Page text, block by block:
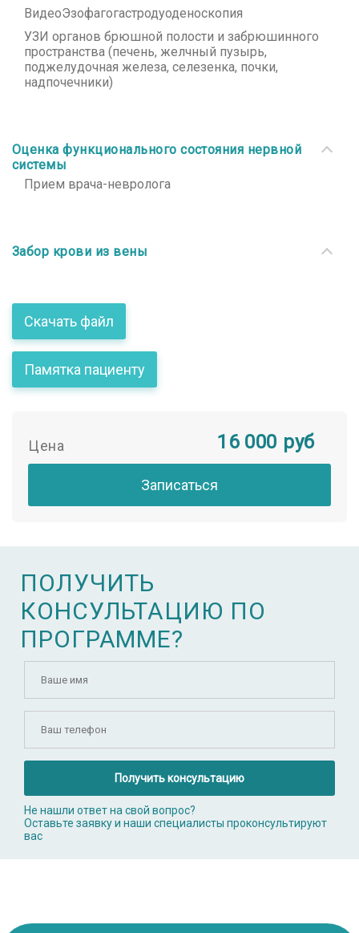
ВидеоЭзофагогастродуоденоскопия
УЗИ органов брюшной полости и забрюшинного
пространства (печень, желчный пузырь,
поджелудочная железа, селезенка, почки,
надпочечники)
Оценка функционального состояния нервной
системы
Прием врача-невролога
Забор крови из вены
Скачать файл
Памятка пациенту
Цена 16 000 руб
Записаться
ПОЛУЧИТЬ
КОНСУЛЬТАЦИЮ ПО
ПРОГРАММЕ?
Получить консультацию
Не нашли ответ на свой вопрос?
Оставьте заявку и наши специалисты проконсультируют
вас